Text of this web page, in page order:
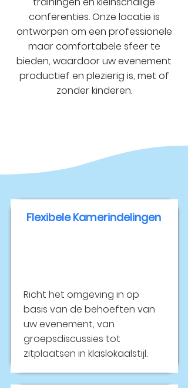
conferenties. Onze locatie is
ontworpen om een ​​professionele
maar comfortabele sfeer te
bieden, waardoor uw evenement
productief en plezierig is, met of
zonder kinderen.
Flexibele Kamerindelingen
Richt het omgeving in op
basis van de behoeften van
uw evenement, van
groepsdiscussies tot
zitplaatsen in klaslokaalstijl.